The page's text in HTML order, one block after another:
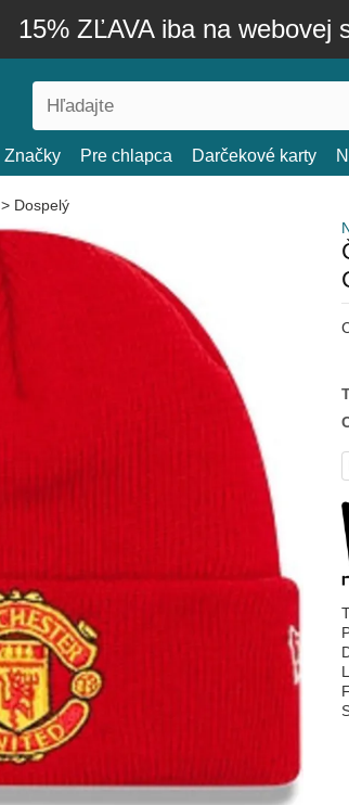
15% ZĽAVA iba na webovej
Značky Pre chlapca Darčekové karty
> Dospelý